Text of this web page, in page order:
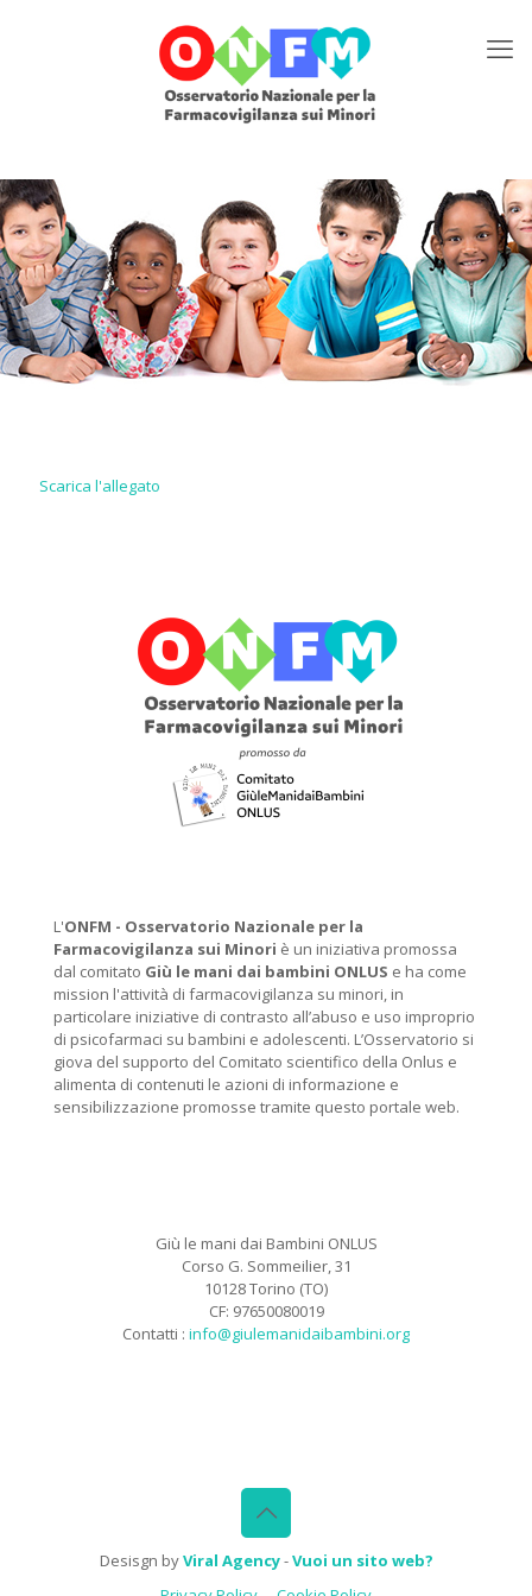
Scarica l'allegato
L'ONFM - Osservatorio Nazionale per la
Farmacovigilanza sui Minori è un iniziativa promossa
dal comitato Giù le mani dai bambini ONLUS e ha come
mission l'attività di farmacovigilanza su minori, in
particolare iniziative di contrasto all’abuso e uso improprio
di psicofarmaci su bambini e adolescenti. L’Osservatorio si
giova del supporto del Comitato scientifico della Onlus e
alimenta di contenuti le azioni di informazione e
sensibilizzazione promosse tramite questo portale web.
Giù le mani dai Bambini ONLUS
Corso G. Sommeilier, 31
10128 Torino (TO)
CF: 97650080019
Contatti : info@giulemanidaibambini.org
Desisgn byViral Agency-Vuoi un sito web?